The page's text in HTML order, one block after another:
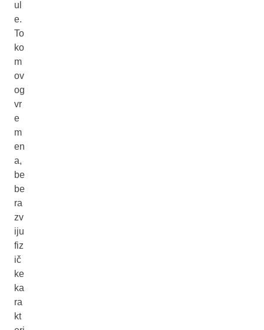
ul
e.
To
ko
m
ov
og
vr
e
m
en
a,
be
be
ra
zv
iju
fiz
ič
ke
ka
ra
kt